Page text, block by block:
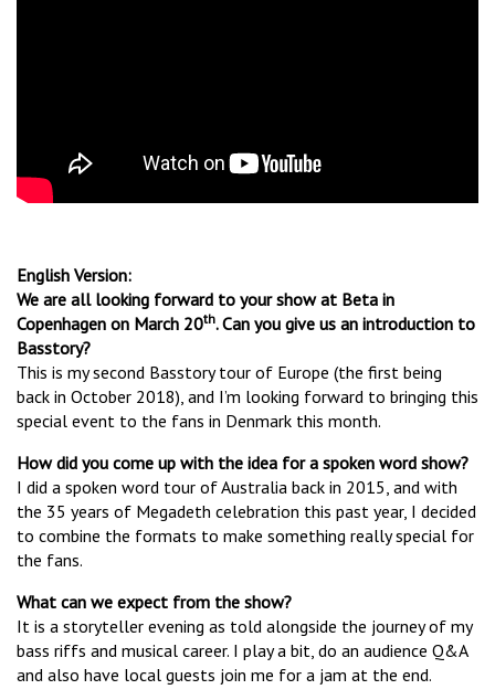
English Version:
We are all looking forward to your show at Beta in
Copenhagen on March 20th. Can you give us an introduction to
Basstory?
This is my second Basstory tour of Europe (the first being
back in October 2018), and I’m looking forward to bringing this
special event to the fans in Denmark this month.
How did you come up with the idea for a spoken word show?
I did a spoken word tour of Australia back in 2015, and with
the 35 years of Megadeth celebration this past year, I decided
to combine the formats to make something really special for
the fans.
What can we expect from the show?
It is a storyteller evening as told alongside the journey of my
bass riffs and musical career. I play a bit, do an audience Q&A
and also have local guests join me for a jam at the end.